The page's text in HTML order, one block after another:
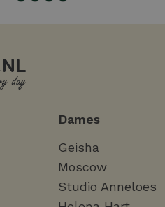
Dames
Geisha
Moscow
Studio Anneloes